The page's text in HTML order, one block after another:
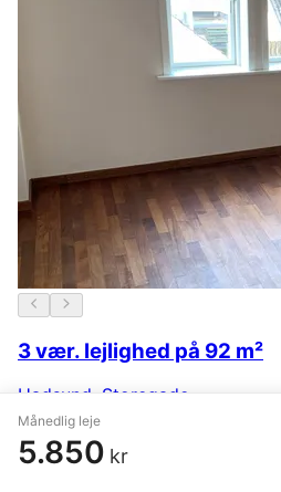
Månedlig leje
5.850 kr
3 vær. lejlighed på 92 m²
Hadsund Storegade
4.995 kr.I går